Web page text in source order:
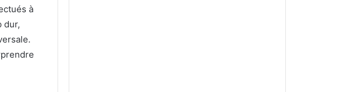
à
dur,